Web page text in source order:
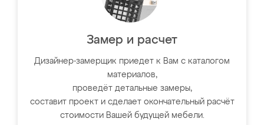
Замер и расчет
Дизайнер-замерщик приедет к Вам с каталогом
материалов,
проведёт детальные замеры,
составит проект и сделает окончательный расчёт
стоимости Вашей будущей мебели.